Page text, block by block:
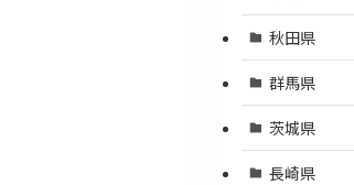
秋田県
群馬県
茨城県
長崎県